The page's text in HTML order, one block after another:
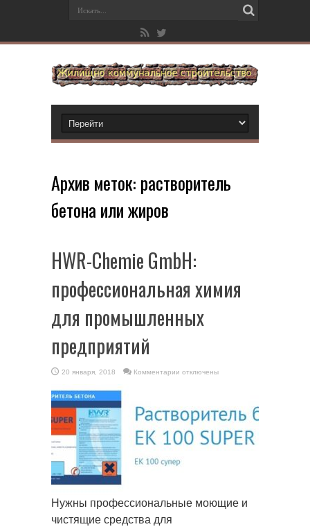
Архив меток: растворитель
бетона или жиров
HWR-Chemie GmbH:
профессиональная химия
для промышленных
предприятий
20 января, 2018 Комментарии
профессиональная
химия
для
промышленных
предприятий
отключены
Нужны профессиональные моющие и
чистящие средства для